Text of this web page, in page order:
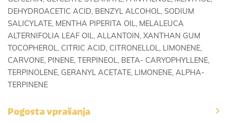
DEHYDROACETIC ACID, BENZYL ALCOHOL, SODIUM
SALICYLATE, MENTHA PIPERITA OIL, MELALEUCA
ALTERNIFOLIA LEAF OIL, ALLANTOIN, XANTHAN GUM
TOCOPHEROL, CITRIC ACID, CITRONELLOL, LIMONENE,
CARVONE, PINENE, TERPINEOL, BETA- CARYOPHYLLENE,
TERPINOLENE, GERANYL ACETATE, LIMONENE, ALPHA-
TERPINENE
Pogosta vprašanja